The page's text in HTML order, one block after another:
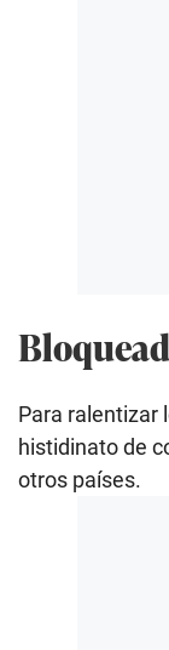
Para ralentizar
histidinato de
otros países.